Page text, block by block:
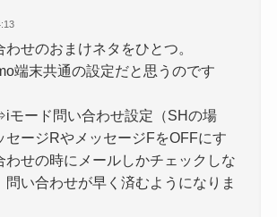
わせのおまけネタをひとつ。
端末共通の設定だと思うのです
モード問い合わせ設定（SHの場
セージRやメッセージFをOFFにす
わせの時にメールしかチェックしな
問い合わせが早く済むようになりま